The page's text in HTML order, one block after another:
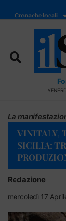
Cronache locali
La
VINITALY,
SICILIA:
Redazione
mercoledì 17